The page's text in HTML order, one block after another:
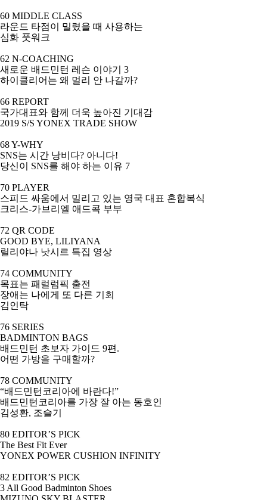
60 MIDDLE CLASS
라운드 타점이 밀렸을 때 사용하는
심화 풋워크
62 N-COACHING
새로운 배드민턴 레슨 이야기
3
하이클리어는 왜 멀리 안 나갈까?
66 REPORT
국가대표와 함께 더욱 높아진 기대감
2019 S/S YONEX TRADE SHOW
68 Y-WHY
SNS는 시간 낭비다? 아니다!
당신이
SNS를 해야 하는 이유 7
70 PLAYER
스피드 싸움에서 밀리고 있는 영국 대표 혼합복식
크리스-가브리엘 애드콕 부부
72 QR CODE
GOOD BYE, LILIYANA
릴리야나 낫시르 특집 영상
74 COMMUNITY
목표는 패럴럼픽 출전
장애는 나에게 또 다른 기회
김인탁
76 SERIES
BADMINTON BAGS
배드민턴 초보자 가이드 9편 .
어떤 가방을 구매할까?
78 COMMUNITY
“배드민턴코리아에 바란다!”
배드민턴코리아를 가장 잘 아는 동호인
김성환, 조슬기
80 EDITOR’S PICK
The Best Fit Ever
YONEX POWER CUSHION INFINITY
82 EDITOR’S PICK
3 All Good Badminton Shoes